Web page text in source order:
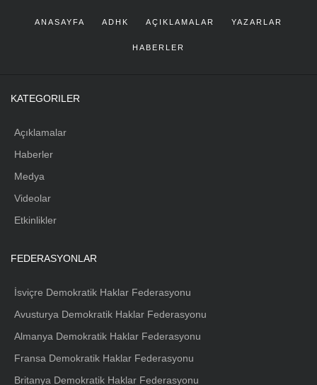
ANASAYFA ADHK AÇIKLAMALAR YAZARLAR
HABERLER
KATEGORILER
Açıklamalar
Haberler
Medya
Videolar
Etkinlikler
FEDERASYONLAR
İsviçre Demokratik Haklar Federasyonu
Avusturya Demokratik Haklar Federasyonu
Almanya Demokratik Haklar Federasyonu
Fransa Demokratik Haklar Federasyonu
Britanya Demokratik Haklar Federasyonu